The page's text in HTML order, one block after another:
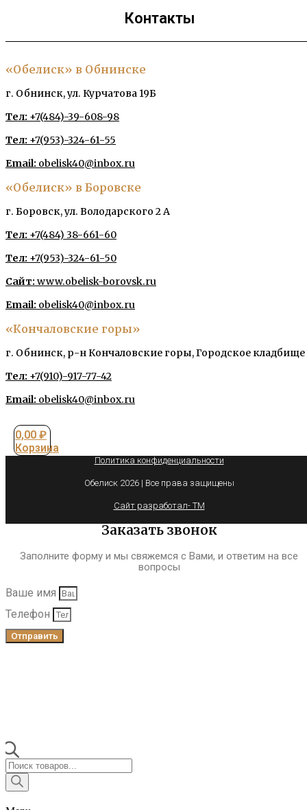
Контакты
«Обелиск» в Обнинске
г. Обнинск, ул. Курчатова 19Б
Тел: +7(484)-39-608-98
Тел: +7(953)-324-61-55
Email: obelisk40@inbox.ru
«Обелиск» в Боровске
г. Боровск, ул. Володарского 2 А
Тел: +7(484) 38-661-60
Тел: +7(953)-324-61-50
Сайт: www.obelisk-borovsk.ru
Email: obelisk40@inbox.ru
«Кончаловские горы»
г. Обнинск, р-н Кончаловские горы, Городское кладбище
Тел: +7(910)-917-77-42
Email: obelisk40@inbox.ru
0,00 ₽
Корзина
Политика конфиденциальности
Обелиск 2026 | Все права защищены
Сайт разработал- TM
Заказать звонок
Заполните форму и мы свяжемся с Вами, и ответим на все
вопросы
Ваше имя
Телефон
Отправить
Поиск
товаров